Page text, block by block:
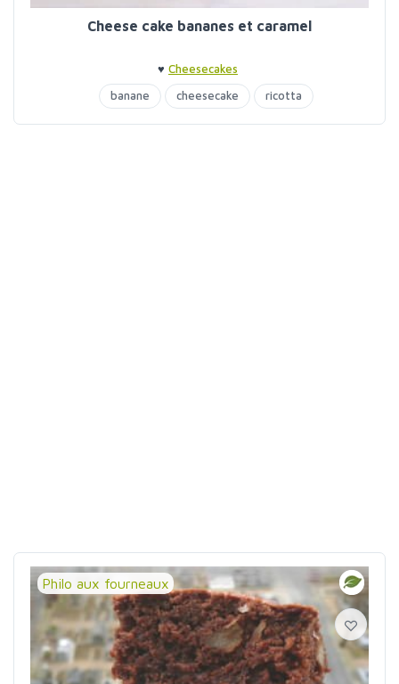
Cheese cake bananes et caramel
♥ Cheesecakes
banane
cheesecake ricotta
Philo aux fourneaux